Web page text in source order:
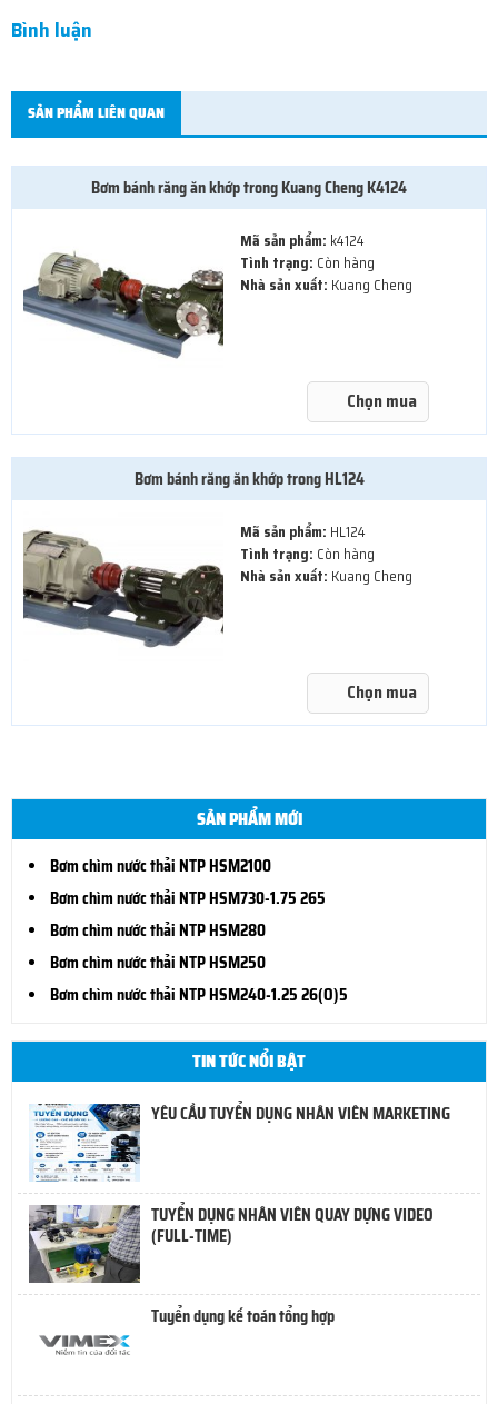
Bình luận
SẢN PHẨM LIÊN QUAN
Bơm bánh răng ăn khớp trong Kuang Cheng K4124
Mã sản phẩm: k4124
Tình trạng: Còn hàng
Nhà sản xuất: Kuang Cheng
Chọn mua
Bơm bánh răng ăn khớp trong HL124
Mã sản phẩm: HL124
Tình trạng: Còn hàng
Nhà sản xuất: Kuang Cheng
Chọn mua
SẢN PHẨM MỚI
Bơm chìm nước thải NTP HSM2100
Bơm chìm nước thải NTP HSM730-1.75 265
Bơm chìm nước thải NTP HSM280
Bơm chìm nước thải NTP HSM250
Bơm chìm nước thải NTP HSM240-1.25 26(O)5
TIN TỨC NỔI BẬT
YÊU CẦU TUYỂN DỤNG NHÂN VIÊN MARKETING
TUYỂN DỤNG NHÂN VIÊN QUAY DỰNG VIDEO
(FULL-TIME)
Tuyển dụng kế toán tổng hợp